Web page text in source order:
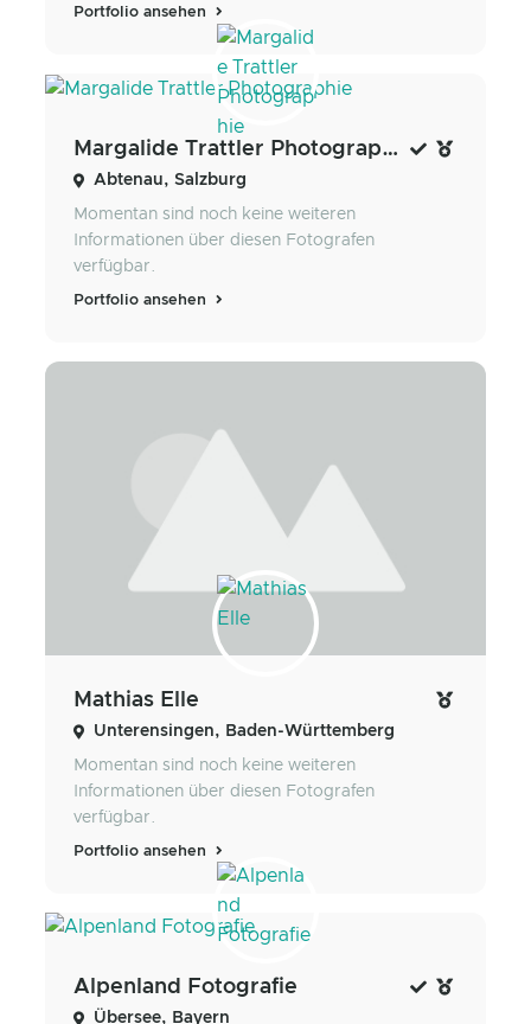
Portfolio ansehen
Margalide Trattler Photographie
Abtenau, Salzburg
Momentan sind noch keine weiteren
Informationen über diesen Fotografen
verfügbar.
Portfolio ansehen
Mathias Elle
Unterensingen, Baden-Württemberg
Momentan sind noch keine weiteren
Informationen über diesen Fotografen
verfügbar.
Portfolio ansehen
Alpenland Fotografie
Übersee, Bayern